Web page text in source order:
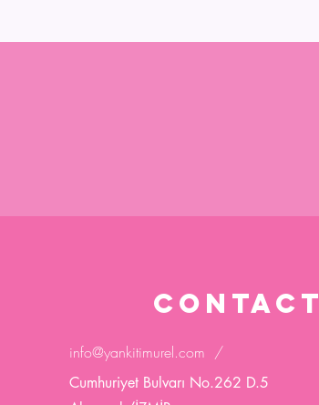
CONTACT
info@yankitimurel.com /
Cumhuriyet Bulvarı No.262 D.5